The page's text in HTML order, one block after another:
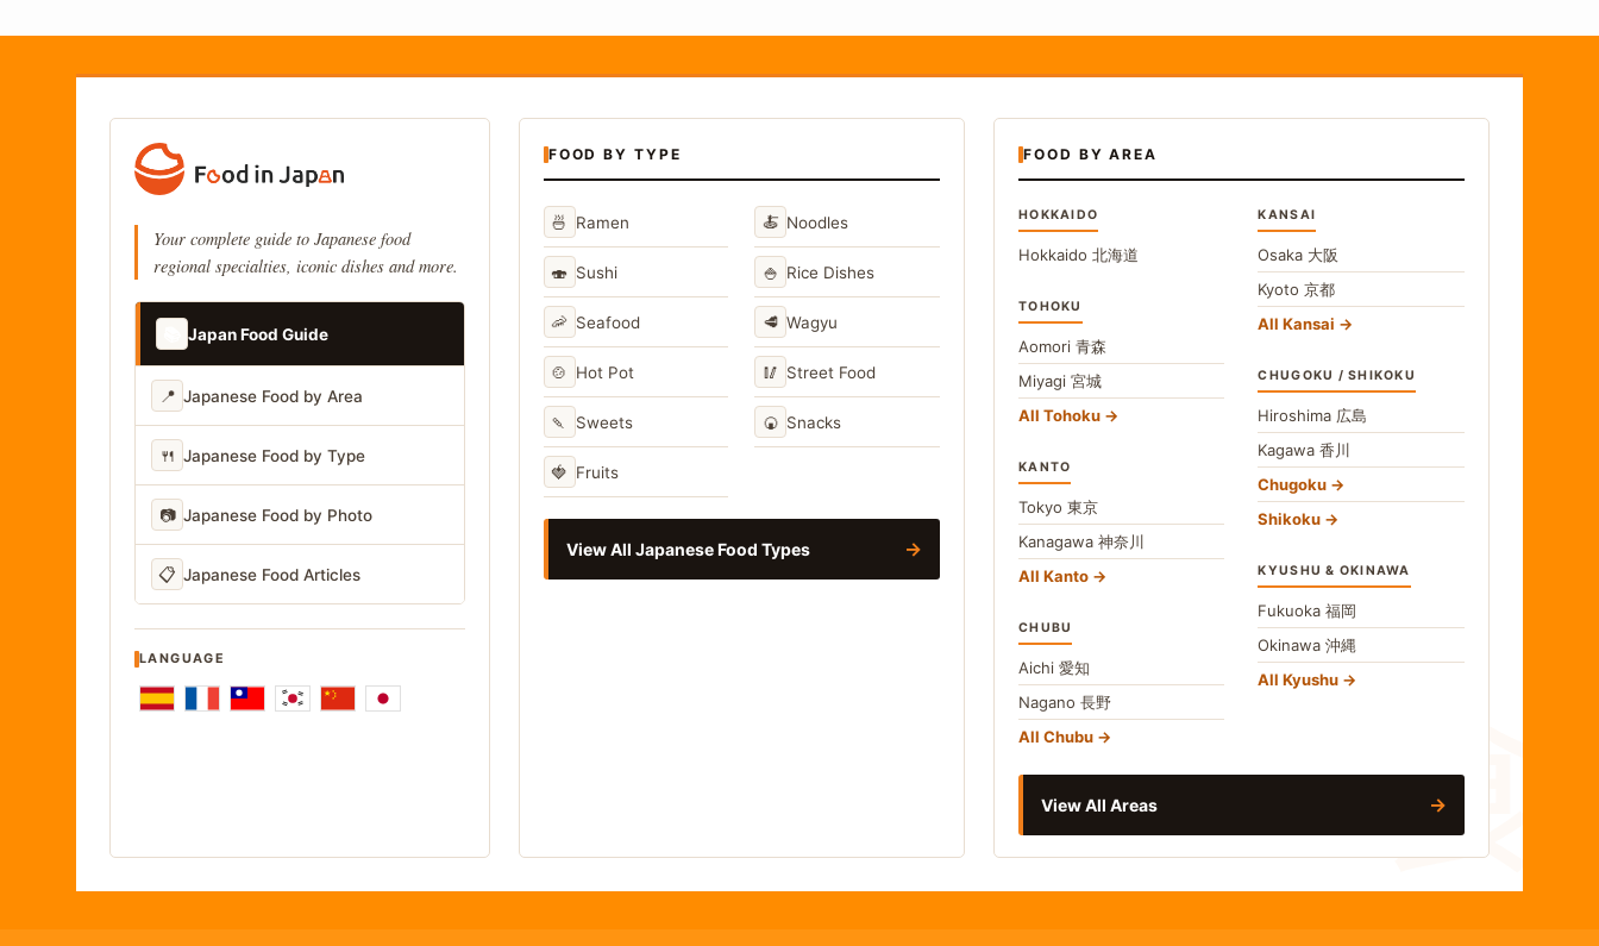
食
Your complete guide to Japanese food
regional specialties, iconic dishes and more.
Japan Food Guide
📍 Japanese Food by Area
🍴 Japanese Food by Type
📷 Japanese Food by Photo
📋 Japanese Food Articles
LANGUAGE
FOOD BY TYPE
🍜 Ramen 🍝 Noodles
🍣 Sushi 🍚 Rice Dishes
🦐 Seafood 🥩 Wagyu
🍲 Hot Pot 🥢 Street Food
🍡 Sweets 🍘 Snacks
🍓 Fruits
View All Japanese Food Types →
FOOD BY AREA
HOKKAIDO
Hokkaido 北海道
TOHOKU
Aomori 青森
Miyagi 宮城
All Tohoku
KANTO
Tokyo 東京
Kanagawa 神奈川
All Kanto
CHUBU
Aichi 愛知
Nagano 長野
All Chubu
KANSAI
Osaka 大阪
Kyoto京都
All Kansai
CHUGOKU / SHIKOKU
Hiroshima 広島
Kagawa香川
Chugoku
Shikoku
KYUSHU & OKINAWA
Fukuoka福岡
Okinawa沖縄
All Kyushu
View All Areas →